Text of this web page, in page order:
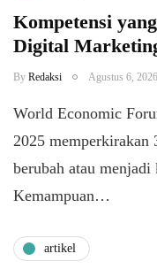
Kompetensi
Digital
By Redaksi Agustus 6, 2026
World Economic
2025 memperkirakan
berubah atau
Kemampuan…
artikel